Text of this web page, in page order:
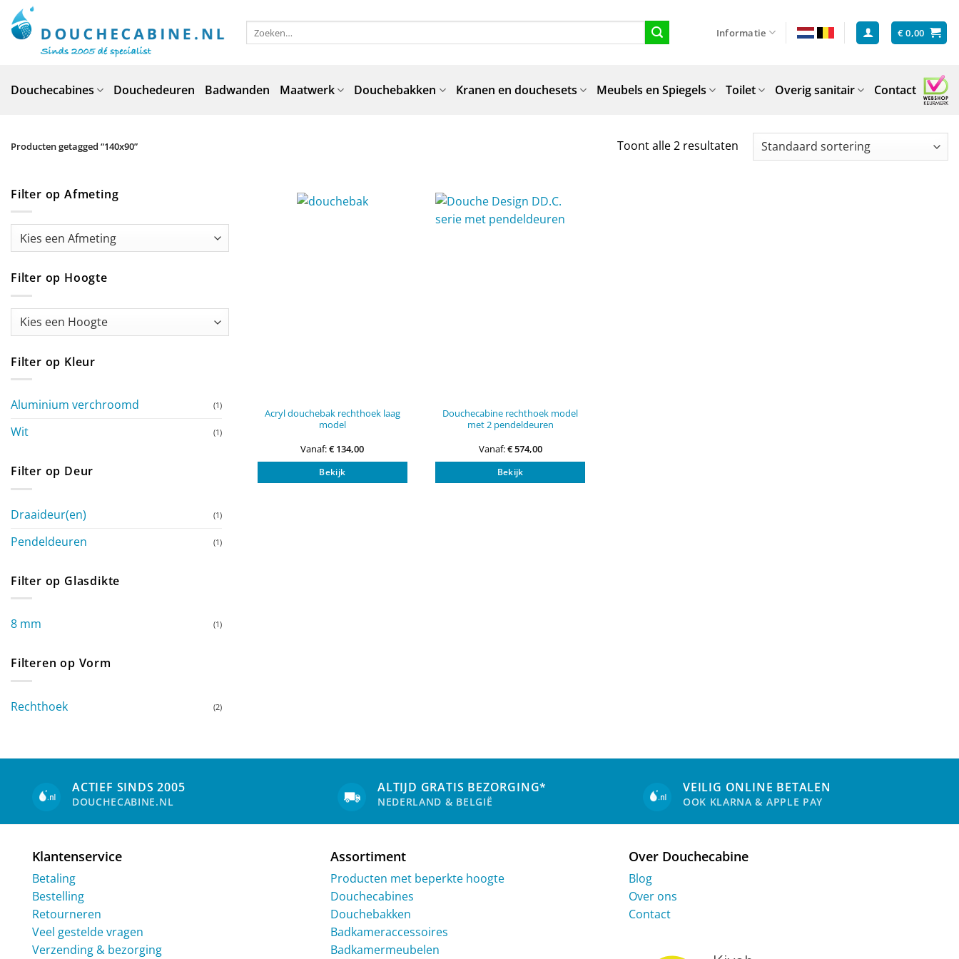
naar
inhoud
Zoeken
naar:
Informatie €0,00
Douchecabines Douchedeuren Badwanden Maatwerk Douchebakken Kranen en douchesets Meubels en Spiegels Toilet Overig sanitair Contact
Producten getagged “140x90” Toont alle 2 resultaten
Filter op Afmeting
Filter op Hoogte
Filter op Kleur
Aluminium verchroomd (1)
Wit (1)
Filter op Deur
Draaideur(en) (1)
Pendeldeuren (1)
Filter op Glasdikte
8 mm (1)
Filteren op Vorm
Rechthoek (2)
Acryl douchebak rechthoek laag
model
Vanaf:€ 134,00
Bekijk
Dit
Douchecabine rechthoek model
met 2 pendeldeuren
Vanaf:€574,00
Bekijk
Dit
ACTIEF SINDS 2005
DOUCHECABINE.NL
ALTIJD GRATIS BEZORGING*
NEDERLAND & BELGIË
VEILIG ONLINE BETALEN
OOK KLARNA & APPLE PAY
Klantenservice
Betaling
Bestelling
Retourneren
Veel gestelde vragen
Verzending & bezorging
Assortiment
Producten met beperkte hoogte
Douchecabines
Douchebakken
Badkameraccessoires
Badkamermeubelen
Over Douchecabine
Blog
Over ons
Contact